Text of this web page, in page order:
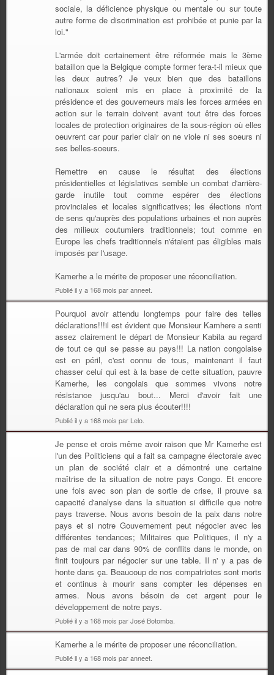
sociale, la déficience physique ou mentale ou sur toute
autre forme de discrimination est prohibée et punie par la
loi."
L'armée doit certainement être réformée mais le 3ème
bataillon que la Belgique compte former fera-t-il mieux que
les deux autres? Je veux bien que des bataillons
nationaux soient mis en place à proximité de la
présidence et des gouverneurs mais les forces armées en
action sur le terrain doivent avant tout être des forces
locales de protection originaires de la sous-région où elles
oeuvrent car pour parler clair on ne viole ni ses soeurs ni
ses belles-soeurs.
Remettre en cause le résultat des élections
présidentielles et législatives semble un combat d'arrière-
garde inutile tout comme espérer des élections
provinciales et locales significatives; les élections n'ont
de sens qu'auprès des populations urbaines et non auprès
des milieux coutumiers traditionnels; tout comme en
Europe les chefs traditionnels n'étaient pas éligibles mais
imposés par l'usage.
Kamerhe a le mérite de proposer une réconciliation.
Publié il y a 168 mois par anneet.
Pourquoi avoir attendu longtemps pour faire des telles
déclarations!!!il est évident que Monsieur Kamhere a senti
assez clairement le départ de Monsieur Kabila au regard
de tout ce qui se passe au pays!!! La nation congolaise
est en péril, c'est connu de tous, maintenant il faut
chasser celui qui est à la base de cette situation, pauvre
Kamerhe, les congolais que sommes vivons notre
résistance jusqu'au bout... Merci d'avoir fait une
déclaration qui ne sera plus écouter!!!!
Publié il y a 168 mois par Lelo.
Je pense et crois même avoir raison que Mr Kamerhe est
l'un des Politiciens qui a fait sa campagne électorale avec
un plan de société clair et a démontré une certaine
maîtrise de la situation de notre pays Congo. Et encore
une fois avec son plan de sortie de crise, il prouve sa
capacité d'analyse dans la situation si difficile que notre
pays traverse. Nous avons besoin de la paix dans notre
pays et si notre Gouvernement peut négocier avec les
différentes tendances; Militaires que Politiques, il n'y a
pas de mal car dans 90% de conflits dans le monde, on
finit toujours par négocier sur une table. Il n' y a pas de
honte dans ça. Beaucoup de nos compatriotes sont morts
et continus à mourir sans compter les dépenses en
armes. Nous avons bésoin de cet argent pour le
développement de notre pays.
Publié il y a 168 mois par José Botomba.
Kamerhe a le mérite de proposer une réconciliation.
Publié il y a 168 mois par anneet.